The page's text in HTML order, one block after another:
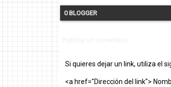
0 BLOGGER
Si quieres dejar un link, utiliza el
<a href="Dirección del link">